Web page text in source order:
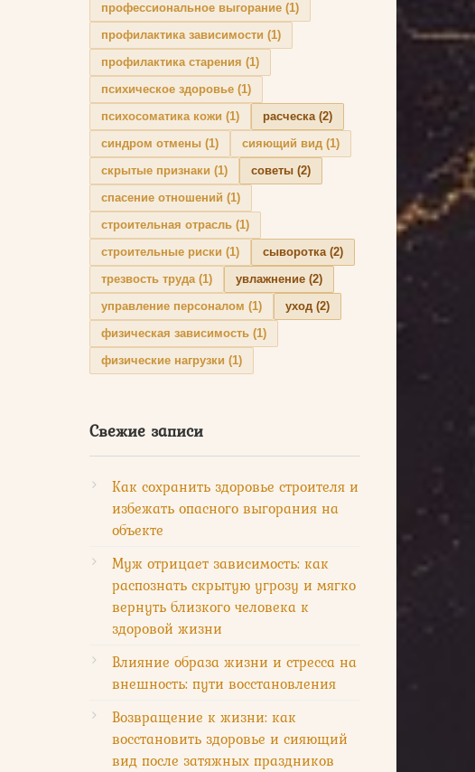
профессиональное выгорание (1)
профилактика зависимости (1)
профилактика старения (1)
психическое здоровье (1)
психосоматика кожи (1) расческа(2)
синдром отмены (1) сияющий вид (1)
скрытые признаки (1) советы (2)
спасение отношений (1)
строительная отрасль (1)
строительные риски (1) сыворотка(2)
трезвость труда(1) увлажнение (2)
управление персоналом (1) уход (2)
физическая зависимость (1)
физические нагрузки (1)
Свежие записи
Как сохранить здоровье строителя и
избежать опасного выгорания на
объекте
Муж отрицает зависимость: как
распознать скрытую угрозу и мягко
вернуть близкого человека к
здоровой жизни
Влияние образа жизни и стресса на
внешность: пути восстановления
Возвращение к жизни: как
восстановить здоровье и сияющий
вид после затяжных праздников